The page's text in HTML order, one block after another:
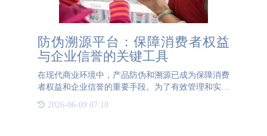
防伪溯源平台：保障消费者权益
与企业信誉的关键工具
在现代商业环境中，产品防伪和溯源已成为保障消费
者权益和企业信誉的重要手段。为了有效管理和实施
防伪溯源措施，企业需要建立一个功能强大的防伪溯
源平台。这个平台不仅为消费者提供了便捷的查询渠
2026-06-09 07:10